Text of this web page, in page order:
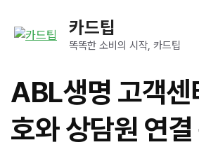
카드팁
똑똑한 소비의 시작, 카드팁
ABL생명 고객센
호와 상담원 연